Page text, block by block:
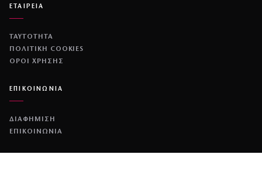
ΕΤΑΙΡΕΙΑ
ΤΑΥΤΟΤΗΤΑ
ΠΟΛΙΤΙΚΉ COOKIES
ΌΡΟΙ ΧΡΉΣΗΣ
ΕΠΙΚΟΙΝΩΝΙΑ
ΔΙΑΦΗΜΙΣΗ
ΕΠΙΚΟΙΝΩΝΙΑ